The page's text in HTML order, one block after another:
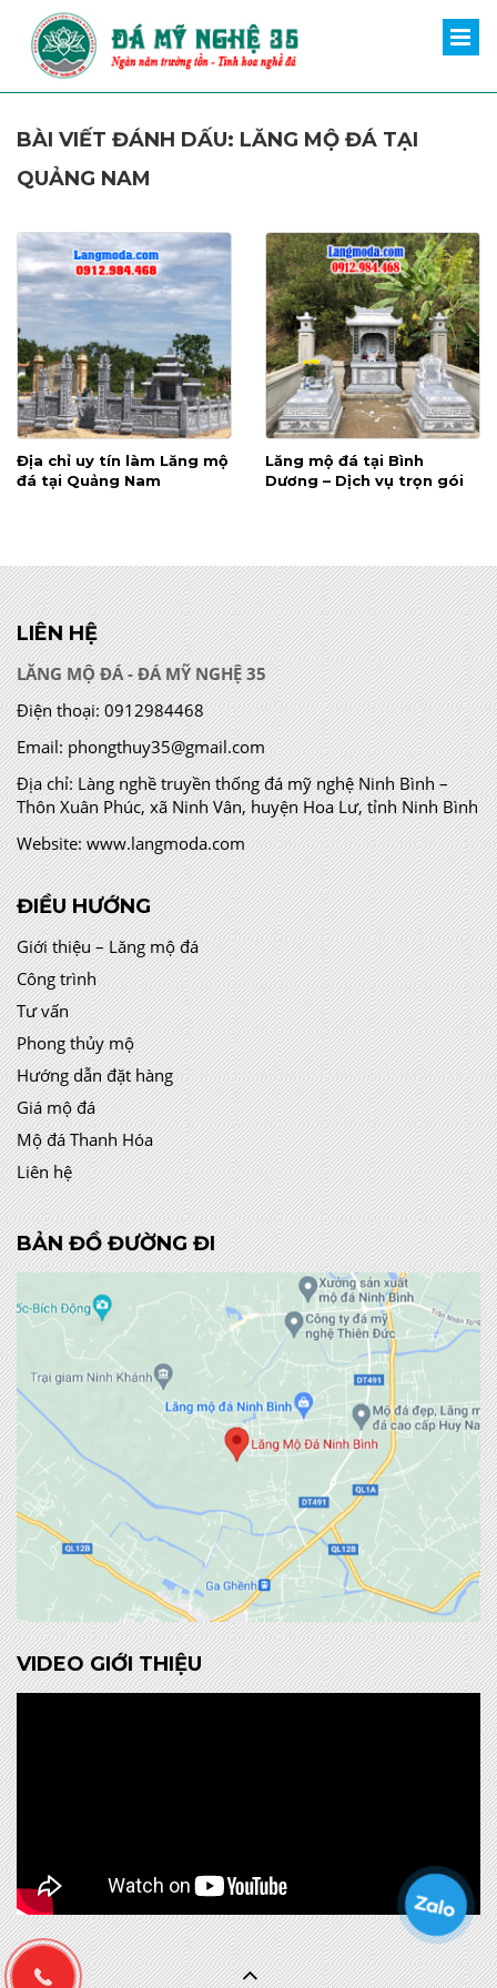
BÀI VIẾT ĐÁNH DẤU: LĂNG MỘ ĐÁ TẠI
QUẢNG NAM
Địa chỉ uy tín làm Lăng mộ
đá tại Quảng Nam
Lăng mộ đá tại Bình
Dương – Dịch vụ trọn gói
LIÊN HỆ
LĂNG MỘ ĐÁ - ĐÁ MỸ NGHỆ 35
Điện thoại: 0912984468
Email: phongthuy35@gmail.com
Địa chỉ:Làng nghề truyền thống đá mỹ nghệ Ninh Bình –
Thôn Xuân Phúc, xã Ninh Vân, huyện Hoa Lư, tỉnh Ninh Bình
Website: www.langmoda.com
ĐIỀU HƯỚNG
Giới thiệu – Lăng mộ đá
Công trình
Tư vấn
Phong thủy mộ
Hướng dẫn đặt hàng
Giá mộ đá
Mộ đá Thanh Hóa
Liên hệ
BẢN ĐỒ ĐƯỜNG ĐI
VIDEO GIỚI THIỆU